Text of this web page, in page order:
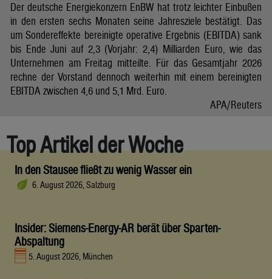
Der deutsche Energiekonzern EnBW hat trotz leichter Einbußen
in den ersten sechs Monaten seine Jahresziele bestätigt. Das
um Sondereffekte bereinigte operative Ergebnis (EBITDA) sank
bis Ende Juni auf 2,3 (Vorjahr: 2,4) Milliarden Euro, wie das
Unternehmen am Freitag mitteilte. Für das Gesamtjahr 2026
rechne der Vorstand dennoch weiterhin mit einem bereinigten
EBITDA zwischen 4,6 und 5,1 Mrd. Euro.
APA/Reuters
Top Artikel der Woche
In den Stausee fließt zu wenig Wasser ein
6. August 2026, Salzburg
Insider: Siemens-Energy-AR berät über Sparten-
Abspaltung
5. August 2026, München